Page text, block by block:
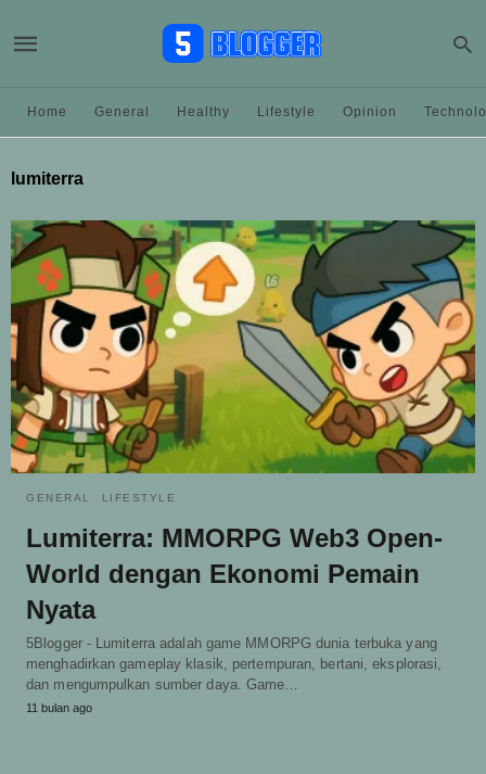
Home General Healthy Lifestyle Opinion
lumiterra
GENERAL LIFESTYLE
Lumiterra: MMORPG Web3 Open-
World dengan Ekonomi Pemain
Nyata
5Blogger - Lumiterra adalah game MMORPG dunia terbuka yang
menghadirkan gameplay klasik, pertempuran, bertani, eksplorasi,
dan mengumpulkan sumber daya. Game…
11 bulan ago